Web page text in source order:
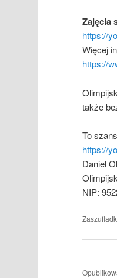
Zajęcia
https://
Więcej
https://
także
To
https://
Daniel
NIP: